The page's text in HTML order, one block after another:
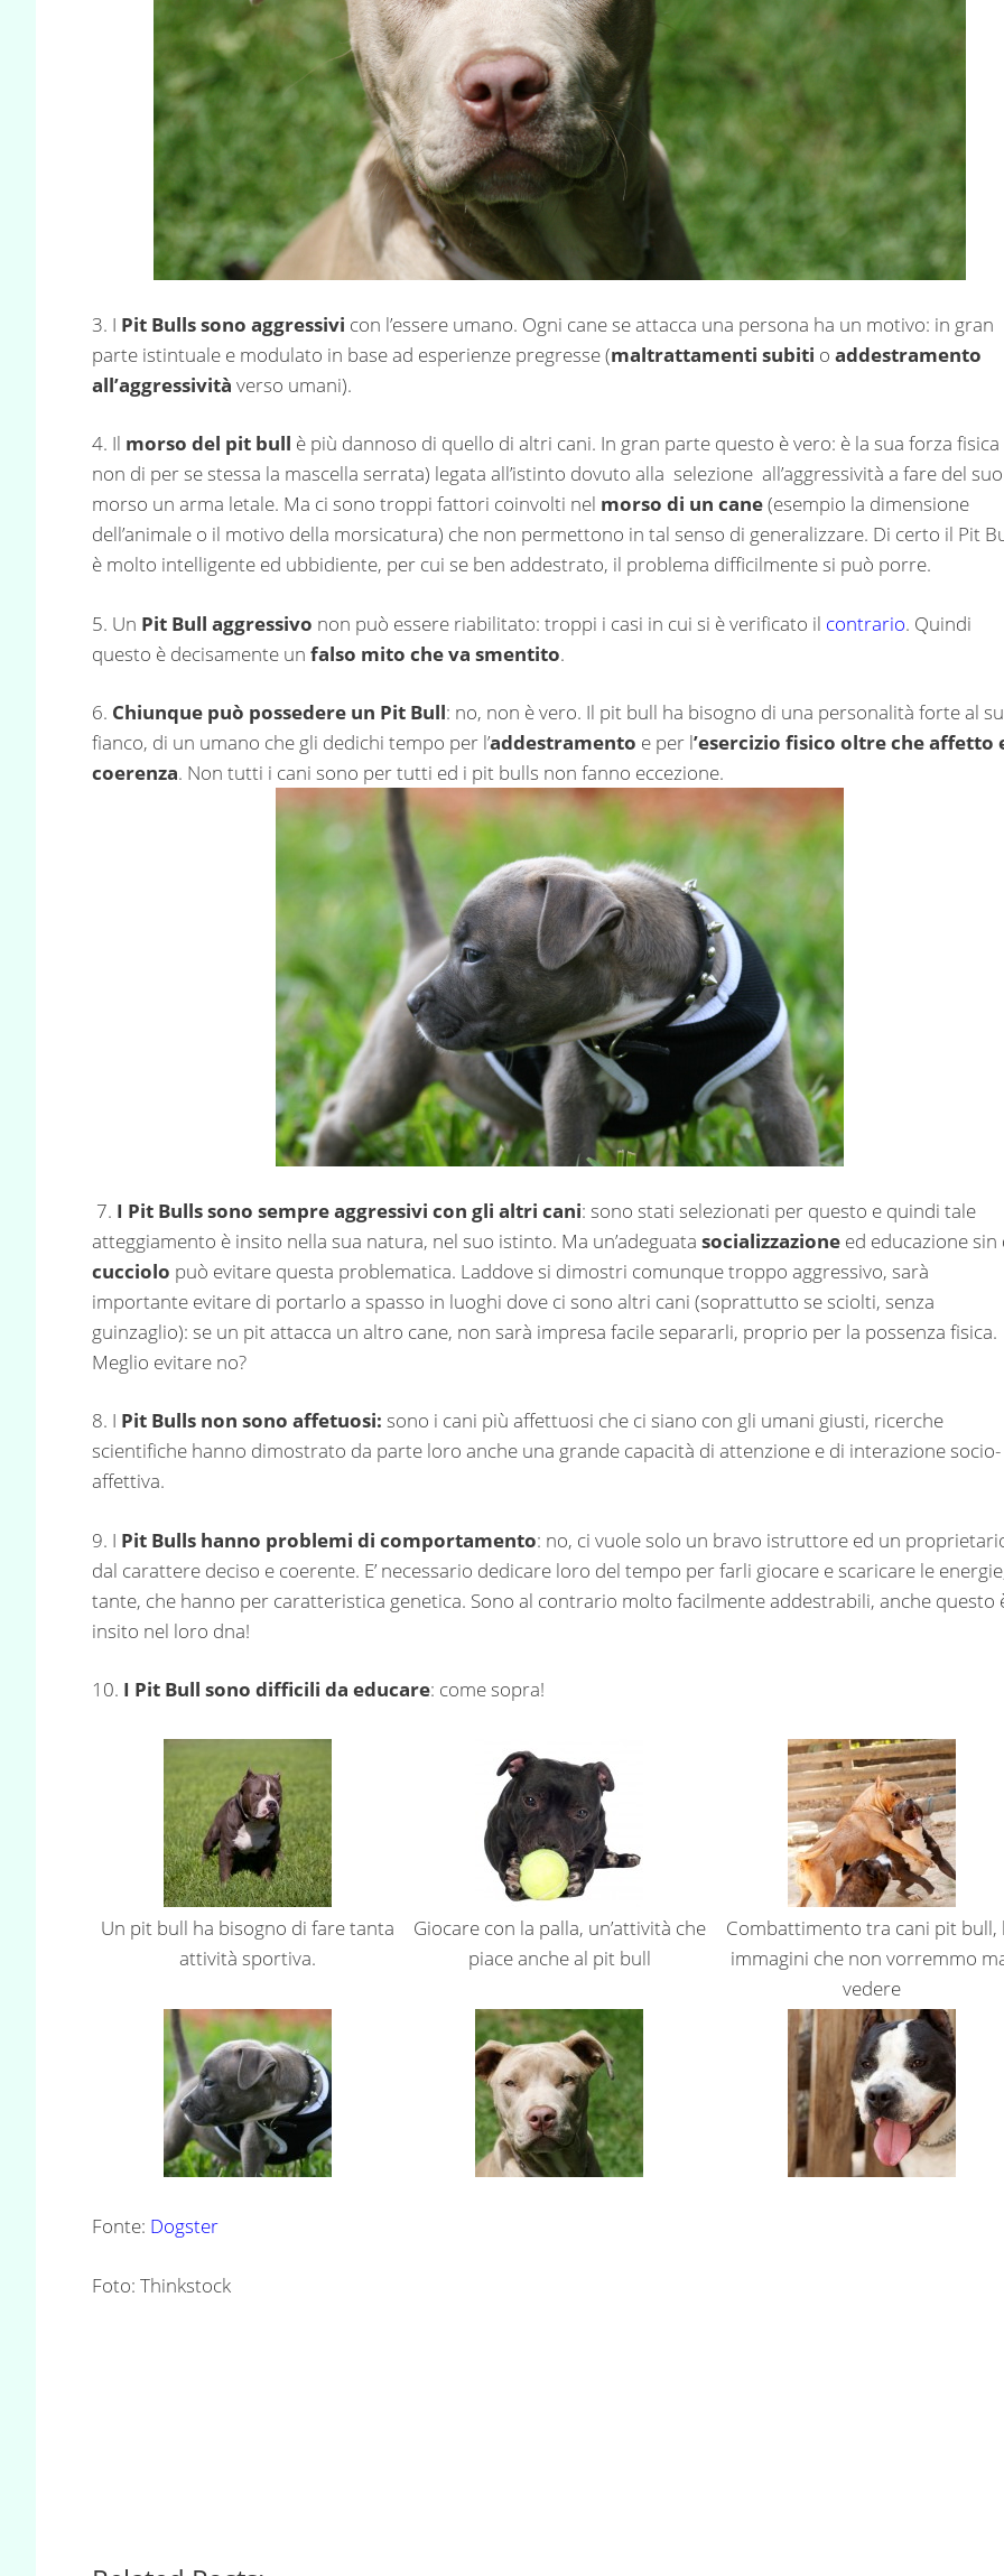
3. I Pit Bulls sono aggressivi con l’essere umano. Ogni cane se attacca una persona ha un motivo: in gran
parte istintuale e modulato in base ad esperienze pregresse (maltrattamenti subiti o addestramento
all’aggressività verso umani).
4. Il morso del pit bull è più dannoso di quello di altri cani. In gran parte questo è vero: è la sua forza fisica
non di per se stessa la mascella serrata) legata all’istinto dovuto alla selezione all’aggressività a fare del suo
morso un arma letale. Ma ci sono troppi fattori coinvolti nel morso di un cane(esempio la dimensione
dell’animale o il motivo della morsicatura) che non permettono in tal senso di generalizzare. Di certo il Pit
è molto intelligente ed ubbidiente, per cui se ben addestrato, il problema difficilmente si può porre.
5. Un Pit Bull aggressivo non può essere riabilitato: troppi i casi in cui si è verificato il contrario. Quindi
questo è decisamente un falso mito che va smentito.
6. Chiunque può possedere un Pit Bull: no, non è vero. Il pit bull ha bisogno di una personalità forte al
fianco, di un umano che gli dedichi tempo per l’addestramento e per l’esercizio fisico oltre che affetto
coerenza. Non tutti i cani sono per tutti ed i pit bulls non fanno eccezione.
7. I Pit Bulls sono sempre aggressivi con gli altri cani: sono stati selezionati per questo e quindi tale
atteggiamento è insito nella sua natura, nel suo istinto. Ma un’adeguata socializzazione ed educazione sin
cucciolo può evitare questa problematica. Laddove si dimostri comunque troppo aggressivo, sarà
importante evitare di portarlo a spasso in luoghi dove ci sono altri cani (soprattutto se sciolti, senza
guinzaglio): se un pit attacca un altro cane, non sarà impresa facile separarli, proprio per la possenza fisica.
Meglio evitare no?
8. I Pit Bulls non sono affetuosi: sono i cani più affettuosi che ci siano con gli umani giusti, ricerche
scientifiche hanno dimostrato da parte loro anche una grande capacità di attenzione e di interazione socio-
affettiva.
9. I Pit Bulls hanno problemi di comportamento: no, ci vuole solo un bravo istruttore ed un
dal carattere deciso e coerente. E’ necessario dedicare loro del tempo per farli giocare e scaricare le
tante, che hanno per caratteristica genetica. Sono al contrario molto facilmente addestrabili, anche questo
insito nel loro dna!
10. I Pit Bull sono difficili da educare: come sopra!
Un pit bull ha bisogno di fare tanta
attività sportiva.
Giocare con la palla, un’attività che
piace anche al pit bull
Combattimento tra cani pit bull,
immagini che non vorremmo
vedere
Fonte: Dogster
Foto: Thinkstock